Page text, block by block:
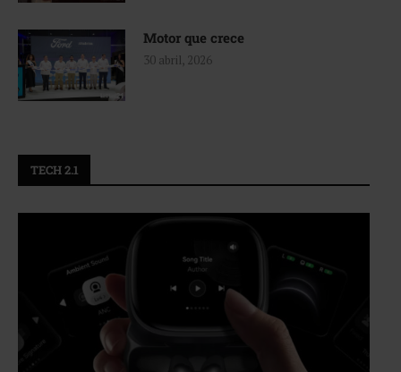
Motor que crece
30 abril, 2026
TECH 2.1